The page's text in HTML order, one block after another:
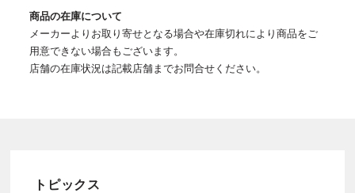
商品の在庫について
メーカーよりお取り寄せとなる場合や在庫切れにより商品をご
用意できない場合もございます。
店舗の在庫状況は記載店舗までお問合せください。
トピックス